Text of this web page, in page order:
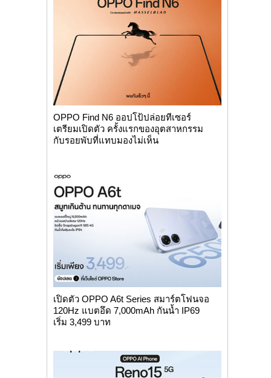
OPPO Find N6 ออปโป้ปล่อยทีเซอร์
เตรียมเปิดตัว ครั้งแรกของอุตสาหกรรม
กับรอยพับที่แทบมองไม่เห็น
เปิดตัว OPPO A6t Series สมาร์ตโฟนจอ
120Hz แบตอึด 7,000mAh กันน้ำ IP69
เริ่ม 3,499 บาท